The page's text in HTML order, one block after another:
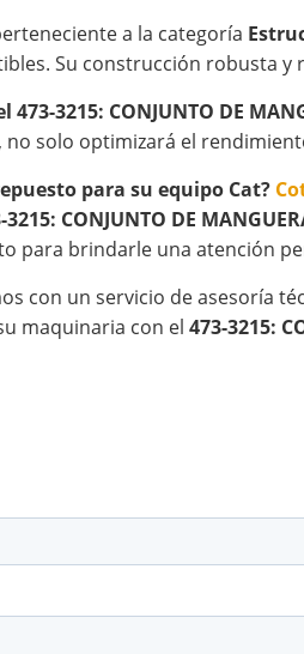
a la categoría
Su construcción robusta
3215: CONJUNTO DE
no solo optimizará el
para su equipo Cat?
3215: CONJUNTO DE
para brindarle una atención
con un servicio de asesoría
maquinaria con el 473-3215: